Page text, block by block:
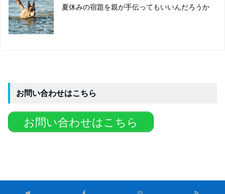
夏休みの宿題を親が手伝ってもいいんだろうか
お問い合わせはこちら
お問い合わせはこちら